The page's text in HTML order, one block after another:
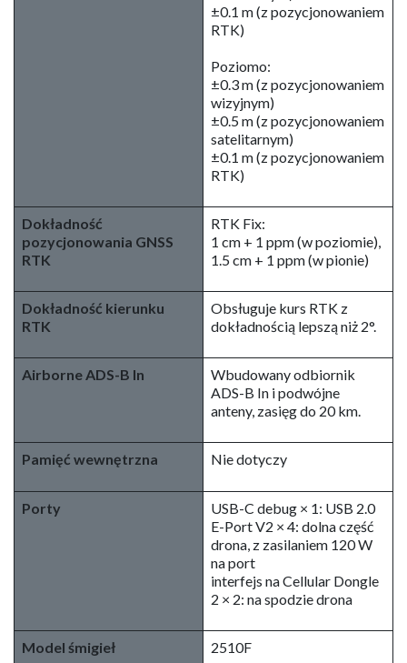
±0.1 m (z pozycjonowaniem
RTK)
Poziomo:
±0.3 m (z pozycjonowaniem
wizyjnym)
±0.5 m (z pozycjonowaniem
satelitarnym)
±0.1 m (z pozycjonowaniem
RTK)
Dokładność
pozycjonowania GNSS
RTK
RTK Fix:
1 cm + 1 ppm (w poziomie),
1.5 cm + 1 ppm (w pionie)
Dokładność kierunku
RTK
Obsługuje kurs RTK z
dokładnością lepszą niż 2°.
Airborne ADS-B In
Wbudowany odbiornik
ADS-B In i podwójne
anteny, zasięg do 20 km.
Pamięć wewnętrzna Nie dotyczy
Porty
USB-C debug × 1: USB 2.0
E-Port V2 × 4: dolna część
drona, z zasilaniem 120 W
na port
interfejs na Cellular Dongle
2 × 2: na spodzie drona
Model śmigieł 2510F